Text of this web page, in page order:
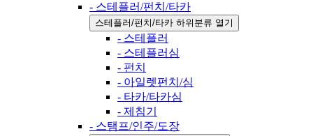
- 스테플러/펀치/타카
스테플러/펀치/타카 하위분류 열기
- 스테플러
- 스테플러심
- 펀치
- 아일렛펀치/심
- 타카/타카심
- 제침기
- 스탬프/인주/도장